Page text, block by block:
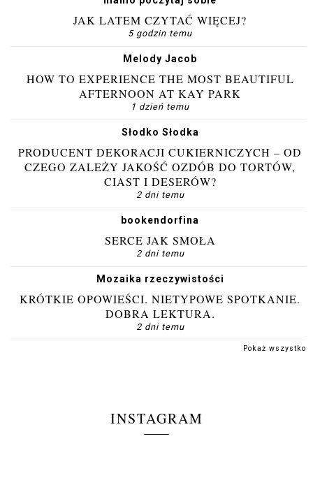
JAK LATEM CZYTAĆ WIĘCEJ?
5 godzin temu
Melody Jacob
HOW TO EXPERIENCE THE MOST BEAUTIFUL
AFTERNOON AT KAY PARK
1 dzień temu
Słodko Słodka
PRODUCENT DEKORACJI CUKIERNICZYCH – OD
CZEGO ZALEŻY JAKOŚĆ OZDÓB DO TORTÓW,
CIAST I DESERÓW?
2 dni temu
bookendorfina
SERCE JAK SMOŁA
2 dni temu
Mozaika rzeczywistości
KRÓTKIE OPOWIEŚCI. NIETYPOWE SPOTKANIE.
DOBRA LEKTURA.
2 dni temu
Pokaż wszystko
INSTAGRAM